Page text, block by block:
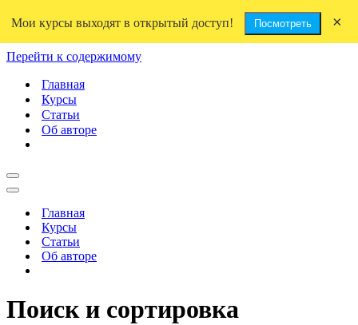
Перейти к содержимому
Главная
Курсы
Статьи
Об авторе
Меню
навигации
Меню
навигацииГлавная
Курсы
Статьи
Об авторе
Поиск и сортировка
Мои курсы выходят в открытый доступ! Посмотреть ×